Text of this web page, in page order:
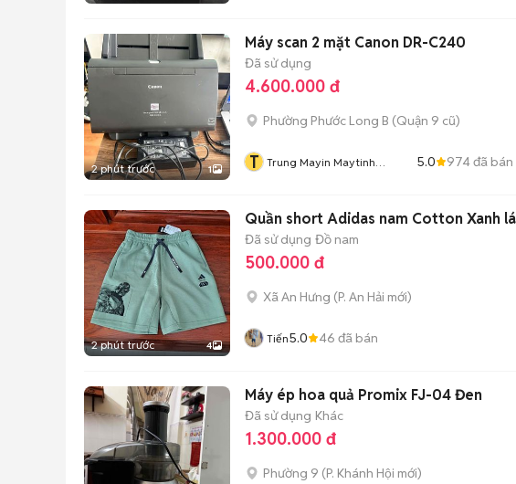
2 phút trước 1
Máy scan 2 mặt Canon DR-C240
Đã sử dụng
4.600.000 đ
Phường Phước Long B (Quận 9 cũ)
T Trung Mayin Maytinh
5.0 974đã bán
2 phút trước 4
Quần short Adidas nam Cotton Xanh
Đã sử dụng Đồ nam
500.000 đ
Xã An Hưng (P. An Hải mới)
Tiến5.0 46 đã bán
Máy ép hoa quả Promix FJ-04 Đen
Đã sử dụng Khác
1.300.000 đ
Phường 9 (P. Khánh Hội mới)